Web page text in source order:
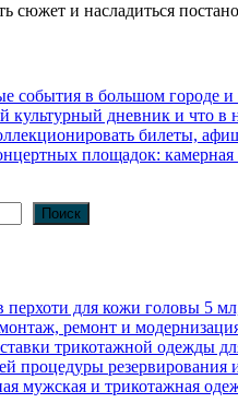
сюжет и насладиться
события в большом городе и
культурный дневник и что в
билеты,
площадок:
Поиск
перхоти для кожи головы 5
ремонт и
трикотажной одежды
процедуры резервирования
мужская и трикотажная